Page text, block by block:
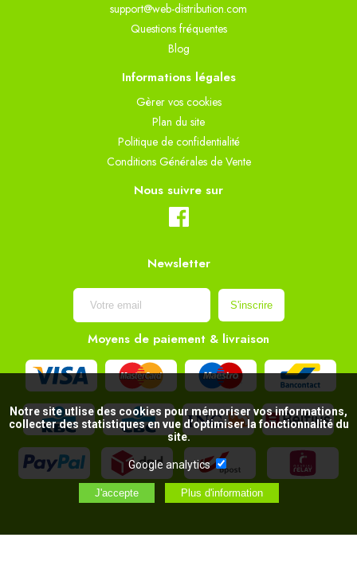
support@web-distribution.com
Questions fréquentes
Blog
Informations légales
Gèrer vos cookies
Plan du site
Politique de confidentialité
Conditions Générales de Vente
Nous suivre sur
Newsletter
Moyens de paiement & livraison
Notre site utlise des cookies pour mémoriser vos informations,
collecter des statistiques en vue d’optimiser la fonctionnalité du
site.
Google analytics